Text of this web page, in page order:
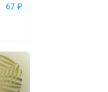
67 ₽